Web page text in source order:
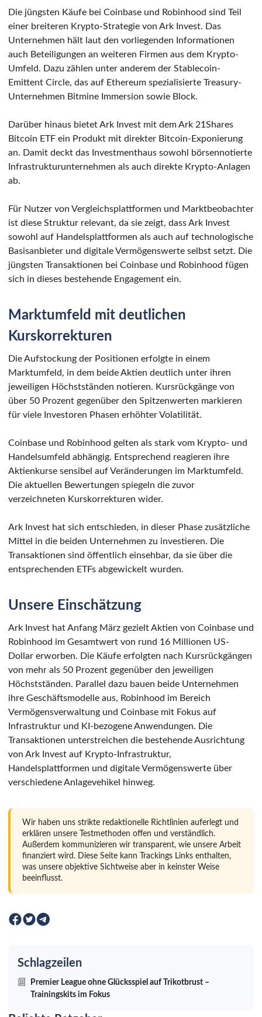
Die jüngsten Käufe bei Coinbase und Robinhood sind Teil
einer breiteren Krypto-Strategie von Ark Invest. Das
Unternehmen hält laut den vorliegenden Informationen
auch Beteiligungen an weiteren Firmen aus dem Krypto-
Umfeld. Dazu zählen unter anderem der Stablecoin-
Emittent Circle, das auf Ethereum spezialisierte Treasury-
Unternehmen Bitmine Immersion sowie Block.
Darüber hinaus bietet Ark Invest mit dem Ark 21Shares
Bitcoin ETF ein Produkt mit direkter Bitcoin-Exponierung
an. Damit deckt das Investmenthaus sowohl börsennotierte
Infrastrukturunternehmen als auch direkte Krypto-Anlagen
ab.
Für Nutzer von Vergleichsplattformen und Marktbeobachter
ist diese Struktur relevant, da sie zeigt, dass Ark Invest
sowohl auf Handelsplattformen als auch auf technologische
Basisanbieter und digitale Vermögenswerte selbst setzt. Die
jüngsten Transaktionen bei Coinbase und Robinhood fügen
sich in dieses bestehende Engagement ein.
Marktumfeld mit deutlichen
Kurskorrekturen
Die Aufstockung der Positionen erfolgte in einem
Marktumfeld, in dem beide Aktien deutlich unter ihren
jeweiligen Höchstständen notieren. Kursrückgänge von
über 50 Prozent gegenüber den Spitzenwerten markieren
für viele Investoren Phasen erhöhter Volatilität.
Coinbase und Robinhood gelten als stark vom Krypto- und
Handelsumfeld abhängig. Entsprechend reagieren ihre
Aktienkurse sensibel auf Veränderungen im Marktumfeld.
Die aktuellen Bewertungen spiegeln die zuvor
verzeichneten Kurskorrekturen wider.
Ark Invest hat sich entschieden, in dieser Phase zusätzliche
Mittel in die beiden Unternehmen zu investieren. Die
Transaktionen sind öffentlich einsehbar, da sie über die
entsprechenden ETFs abgewickelt wurden.
Unsere Einschätzung
Ark Invest hat Anfang März gezielt Aktien von Coinbase und
Robinhood im Gesamtwert von rund 16 Millionen US-
Dollar erworben. Die Käufe erfolgten nach Kursrückgängen
von mehr als 50 Prozent gegenüber den jeweiligen
Höchstständen. Parallel dazu bauen beide Unternehmen
ihre Geschäftsmodelle aus, Robinhood im Bereich
Vermögensverwaltung und Coinbase mit Fokus auf
Infrastruktur und KI-bezogene Anwendungen. Die
Transaktionen unterstreichen die bestehende Ausrichtung
von Ark Invest auf Krypto-Infrastruktur,
Handelsplattformen und digitale Vermögenswerte über
verschiedene Anlagevehikel hinweg.
Wir haben uns strikte redaktionelle Richtlinien auferlegt und
erklären unsere Testmethoden offen und verständlich.
Außerdem kommunizieren wir transparent, wie unsere Arbeit
finanziert wird. Diese Seite kann Trackings Links enthalten,
was unsere objektive Sichtweise aber in keinster Weise
beeinflusst.
Schlagzeilen
Premier League ohne Glücksspiel auf Trikotbrust –
Trainingskits im Fokus